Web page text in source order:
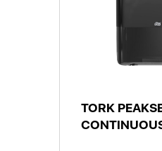
TORK